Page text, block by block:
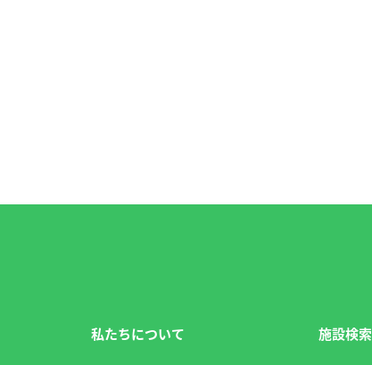
私たちについて
施設検索